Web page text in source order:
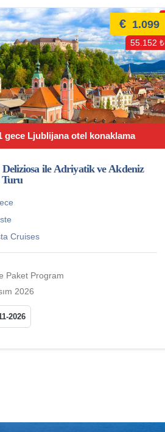
gece Ljublijana otel konaklama
€ 1.099
55.152 ₺
Deliziosa ile Adriyatik ve Akdeniz
Turu
Cruises
Paket Program
2026
2026